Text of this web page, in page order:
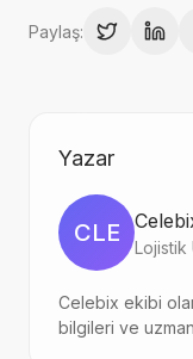
Paylaş:
Yazar
CLE Lojistik
Celebix ekibi
bilgileri ve